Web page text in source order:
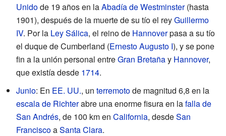
Unidode 19 años en laAbadía de Westminster(hasta
1901), después de la muerte de su tío el reyGuillermo
IV. Por la Ley Sálica, el reino de Hannoverpasa a su tío
el duque de Cumberland (Ernesto Augusto I), y se pone
fin a la unión personal entreGran Bretañay Hannover,
que existía desde 1714.
Junio: En EE. UU., un terremotode magnitud 6,8 en la
escala de Richterabre una enorme fisura en lafalla de
San Andrés, de 100 km en California, desdeSan
FranciscoaSanta Clara.